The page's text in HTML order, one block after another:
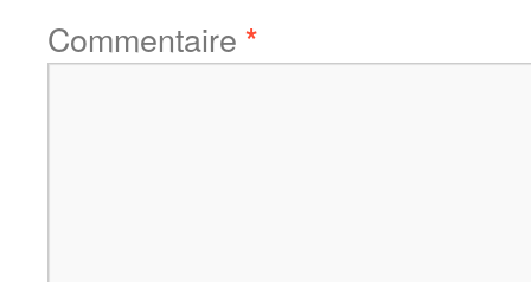
Commentaire *